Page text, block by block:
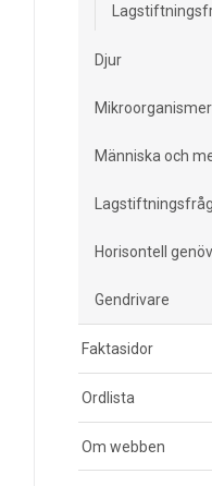
Djur
Mikroorganismer
Människa och
Horisontell
Gendrivare
Faktasidor
Ordlista
Om webben